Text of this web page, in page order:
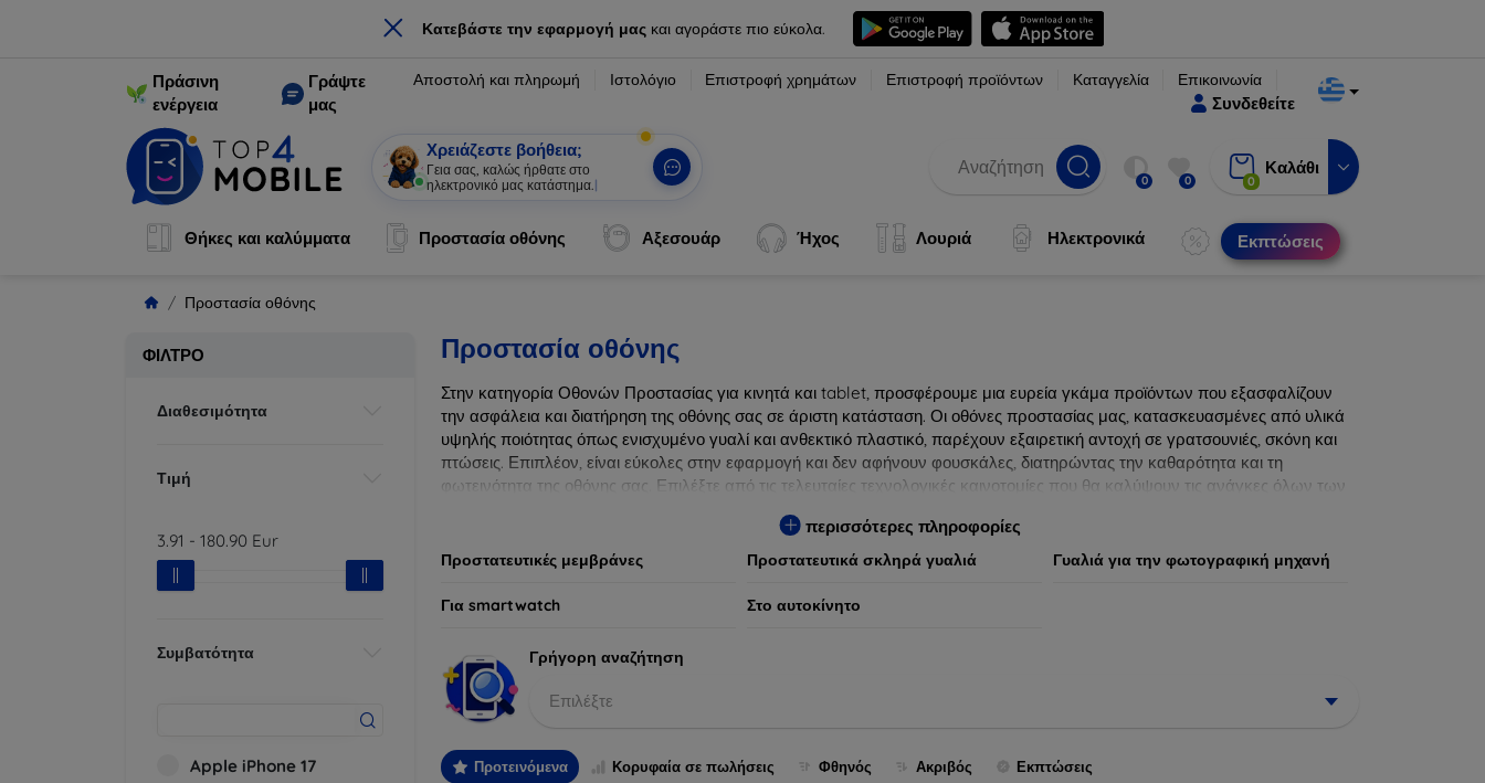
× Κατεβάστε την εφαρμογή μαςκαι αγοράστε πιο εύκολα.
Πράσινη
ενέργεια
Γράψτε
μας
Αποστολή και πληρωμή Ιστολόγιο Επιστροφή χρημάτων Επιστροφή προϊόντων Καταγγελία Επικοινωνία
Συνδεθείτε
Χρειάζεστε βοήθεια;
Ε| 0 0 0
Καλάθι
Θήκες και καλύμματα Προστασία οθόνης Αξεσουάρ Ήχος Λουριά Ηλεκτρονικά Εκπτώσεις
Προστασία οθόνης
ΦΊΛΤΡΟ
Διαθεσιμότητα
Τιμή
3.91 - 180.90 Eur
Συμβατότητα
Apple iPhone 17
Προστασία οθόνης
Στην κατηγορία Οθονών Προστασίας για κινητά και tablet, προσφέρουμε μια ευρεία γκάμα προϊόντων που εξασφαλίζουν
την ασφάλεια και διατήρηση της οθόνης σας σε άριστη κατάσταση. Οι οθόνες προστασίας μας, κατασκευασμένες από υλικά
υψηλής ποιότητας όπως ενισχυμένο γυαλί και ανθεκτικό πλαστικό, παρέχουν εξαιρετική αντοχή σε γρατσουνιές, σκόνη και
πτώσεις. Επιπλέον, είναι εύκολες στην εφαρμογή και δεν αφήνουν φουσκάλες, διατηρώντας την καθαρότητα και τη
φωτεινότητα της οθόνης σας. Επιλέξτε από τις τελευταίες τεχνολογικές καινοτομίες που θα καλύψουν τις ανάγκες όλων των
περισσότερες πληροφορίες
Προστατευτικές μεμβράνες Προστατευτικά σκληρά γυαλιά Γυαλιά για την φωτογραφική μηχανή
Για smartwatch Στο αυτοκίνητο
Γρήγορη αναζήτηση
Επιλέξτε
Προτεινόμενα Κορυφαία σε πωλήσεις Φθηνός Ακριβός Εκπτώσεις